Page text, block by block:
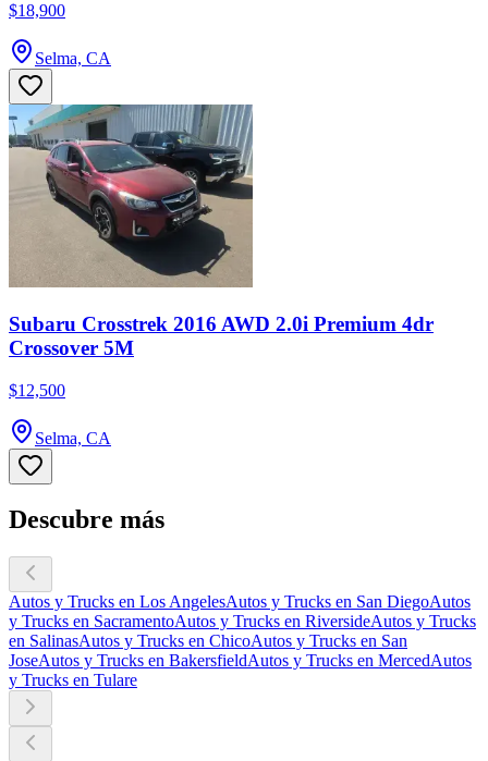
$18,900
Selma, CA
Subaru Crosstrek 2016 AWD 2.0i Premium 4dr
Crossover 5M
$12,500
Selma, CA
Descubre más
Autos y Trucks en Los AngelesAutos y Trucks en San DiegoAutos
y Trucks en SacramentoAutos y Trucks en RiversideAutos y Trucks
en SalinasAutos y Trucks en ChicoAutos y Trucks en San
JoseAutos y Trucks en BakersfieldAutos y Trucks en MercedAutos
y Trucks en Tulare